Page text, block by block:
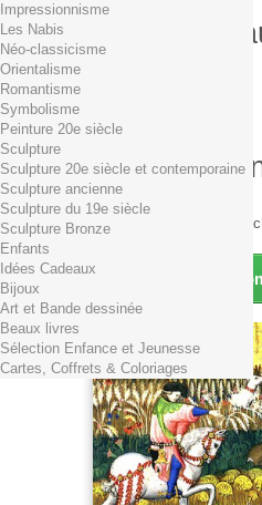
Produit ajouté
succès
Quantité
Total
Il y a 1 produit
Total produits TTC
Frais de port TTC
0,01€ dès 29€
Total TTC
Continuer mes achats
Impressionnisme
Les Nabis
Néo-classicisme
Orientalisme
Romantisme
Symbolisme
Peinture 20e siècle
Sculpture
Sculpture 20e siècle et contemporaine
Sculpture ancienne
Sculpture du 19e siècle
Sculpture Bronze
Enfants
Idées Cadeaux
Bijoux
Art et Bande dessinée
Beaux livres
Sélection Enfance et Jeunesse
Cartes, Coffrets & Coloriages